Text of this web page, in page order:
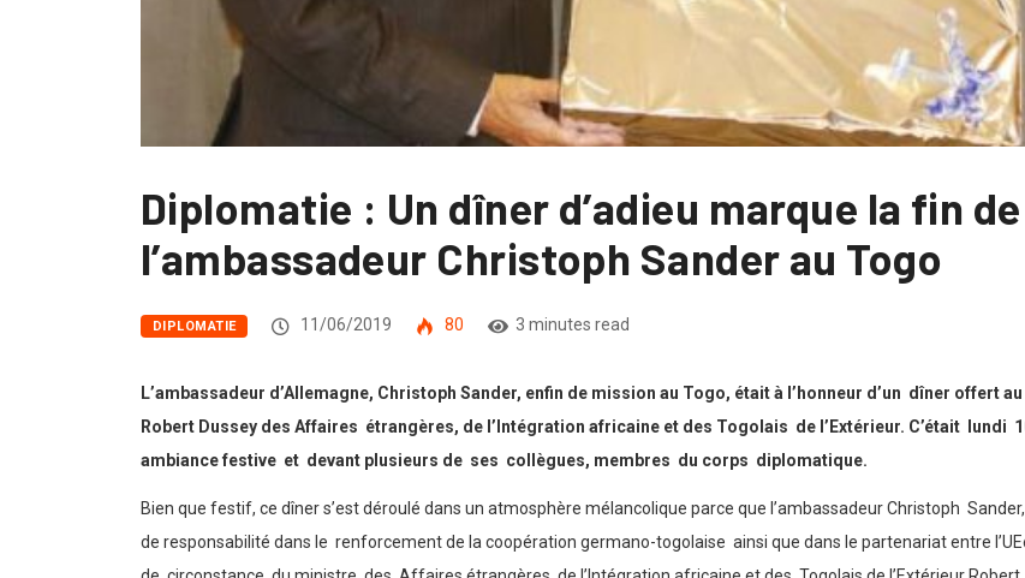
Diplomatie : Un dîner d’adieu marque la fin
l’ambassadeur Christoph Sander au Togo
DIPLOMATIE 11/06/2019 80 3 minutes read
L’ambassadeur d’Allemagne, Christoph Sander, enfin de mission au Togo, était à l’honneur d’un dîner offert
Robert Dussey des Affaires étrangères, de l’Intégration africaine et des Togolais de l’Extérieur. C’était lundi
ambiance festive et devant plusieurs de ses collègues, membres du corps diplomatique.
Bien que festif, ce dîner s’est déroulé dans un atmosphère mélancolique parce que l’ambassadeur Christoph
de responsabilité dans le renforcement de la coopération germano-togolaise ainsi que dans le partenariat entre